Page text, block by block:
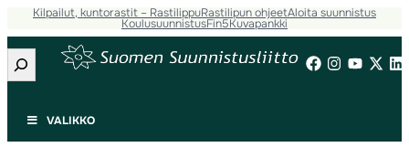
Kilpailut, kuntorastit – RastilippuRastilipun ohjeetAloita suunnistus
KoulusuunnistusFin5Kuvapankki
Etsi
VALIKKO